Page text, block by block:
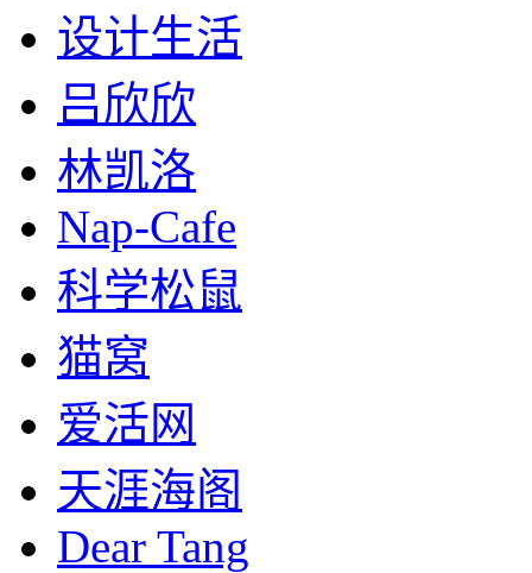
设计生活
吕欣欣
林凯洛
Nap-Cafe
科学松鼠
猫窝
爱活网
天涯海阁
Dear Tang